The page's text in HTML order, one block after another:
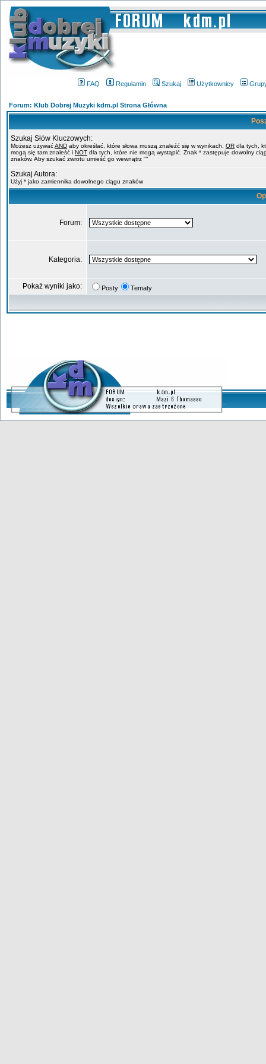
FAQ Regulamin Szukaj Użytkownicy
Forum: Klub Dobrej Muzyki kdm.pl Strona Główna
Szukaj Słów Kluczowych:
Możesz używaćAND aby określać, które słowa muszą znaleźć się w wynikach, OR dla tych,
mogą się tam znaleść i NOT dla tych, które nie mogą wystąpić. Znak * zastępuje dowolny
znaków. Aby szukać zwrotu umieść go wewnątrz ""
Szukaj Autora:
Użyj * jako zamiennika dowolnego ciągu znaków
Forum:
Kategoria:
Pokaż wyniki jako: Posty Tematy